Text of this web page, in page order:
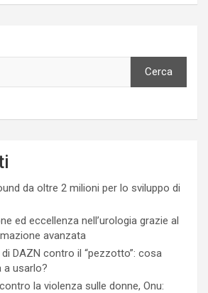
Cerca
da oltre 2 milioni per lo sviluppo di
ed eccellenza nell’urologia grazie al
avanzata
DAZN contro il “pezzotto”: cosa
a usarlo?
la violenza sulle donne, Onu: